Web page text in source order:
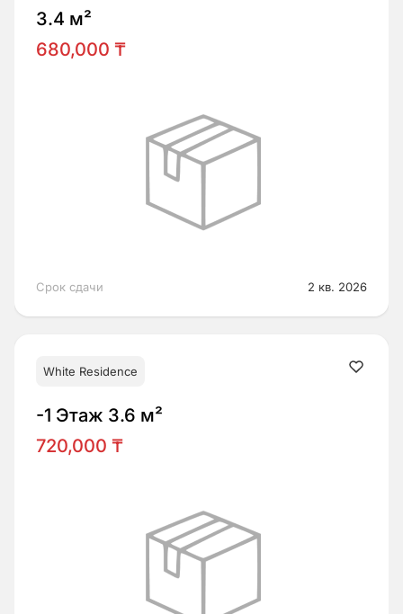
3.4 м²
680,000 ₸
Срок сдачи 2 кв. 2026
White Residence
-1 Этаж 3.6 м²
720,000 ₸